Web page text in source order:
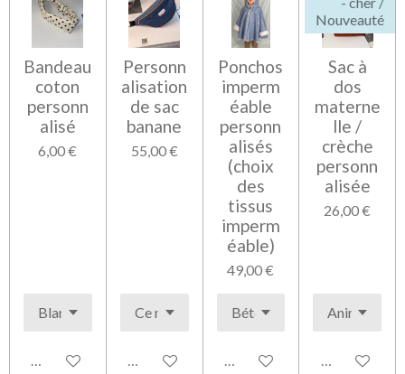
Bandeau
coton
personn
alisé
6,00 €
Voir les détails
Personn
alisation
de sac
banane
55,00 €
Voir les détails
Ponchos
imperm
éable
personn
alisés
(choix
des
tissus
imperm
éable)
49,00 €
Voir les détails
Nouveauté
Sac à
dos
materne
lle /
crèche
personn
alisée
26,00 €
Voir les